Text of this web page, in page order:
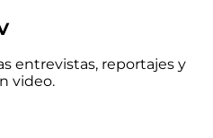
entrevistas, reportajes y
video.